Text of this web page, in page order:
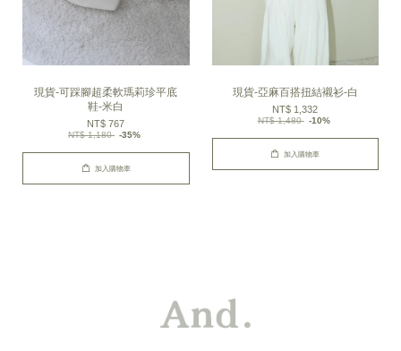
現貨-可踩腳超柔軟瑪莉珍平底
鞋-米白
NT$ 767
NT$ 1,180 -35%
加入購物車
現貨-亞麻百搭扭結襯衫-白
NT$ 1,332
NT$ 1,480 -10%
加入購物車